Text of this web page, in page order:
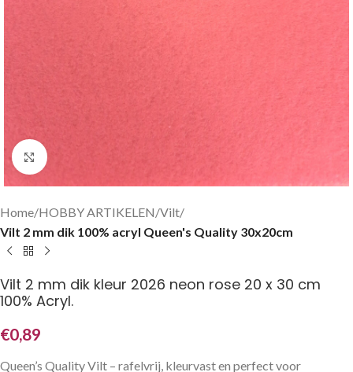
Klik om te vergroten
Home HOBBY ARTIKELEN Vilt
Vilt 2 mm dik 100% acryl Queen's Quality 30x20cm
Vilt 2 mm dik kleur 2026 neon rose 20 x 30 cm
100% Acryl.
€0,89
Queen’s Quality Vilt – rafelvrij, kleurvast en perfect voor